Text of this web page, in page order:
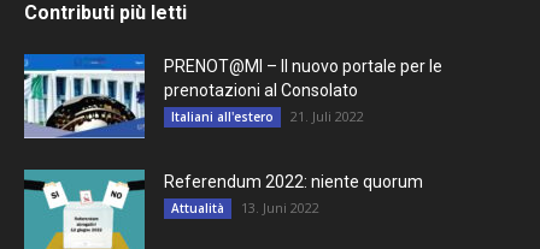
Contributi più letti
PRENOT@MI – Il nuovo portale per le
prenotazioni al Consolato
Italiani all'estero 21. Juli 2022
Referendum 2022: niente quorum
Attualità 13. Juni 2022